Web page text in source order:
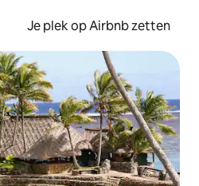
Je plek op Airbnb zetten